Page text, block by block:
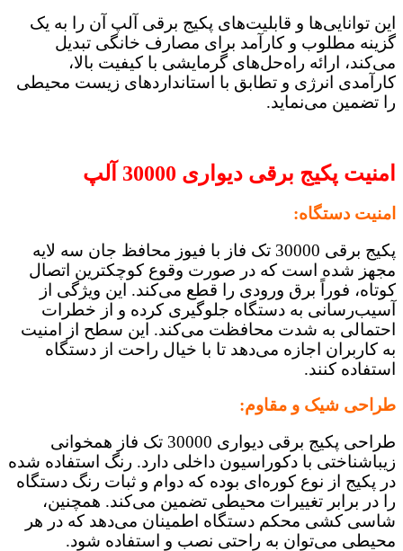
این توانایی‌ها و قابلیت‌های پکیج برقی آلپ آن را به یک
گزینه مطلوب و کارآمد برای مصارف خانگی تبدیل
می‌کند، ارائه راه‌حل‌های گرمایشی با کیفیت بالا،
کارآمدی انرژی و تطابق با استانداردهای زیست محیطی
را تضمین می‌نماید.
امنیت پکیج برقی دیواری 30000 آلپ
امنیت دستگاه:
پکیج برقی 30000 تک فاز با فیوز محافظ جان سه لایه
مجهز شده است که در صورت وقوع کوچکترین اتصال
کوتاه، فوراً برق ورودی را قطع می‌کند. این ویژگی از
آسیب‌رسانی به دستگاه جلوگیری کرده و از خطرات
احتمالی به شدت محافظت می‌کند. این سطح از امنیت
به کاربران اجازه می‌دهد تا با خیال راحت از دستگاه
استفاده کنند.
طراحی شیک و مقاوم:
طراحی پکیج برقی دیواری 30000 تک فاز همخوانی
زیباشناختی با دکوراسیون داخلی دارد. رنگ استفاده شده
در پکیج از نوع کوره‌ای بوده که دوام و ثبات رنگ دستگاه
را در برابر تغییرات محیطی تضمین می‌کند. همچنین،
شاسی کشی محکم دستگاه اطمینان می‌دهد که در هر
محیطی می‌توان به راحتی نصب و استفاده شود.